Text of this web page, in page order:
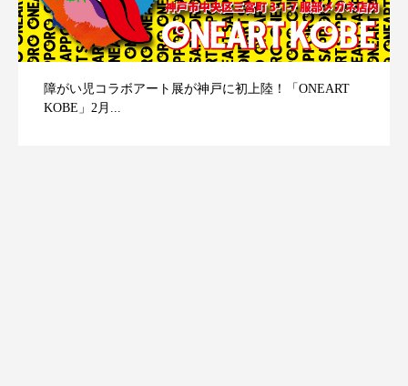
障がい児コラボアート展が神戸に初上陸！「ONEART
KOBE」2月...